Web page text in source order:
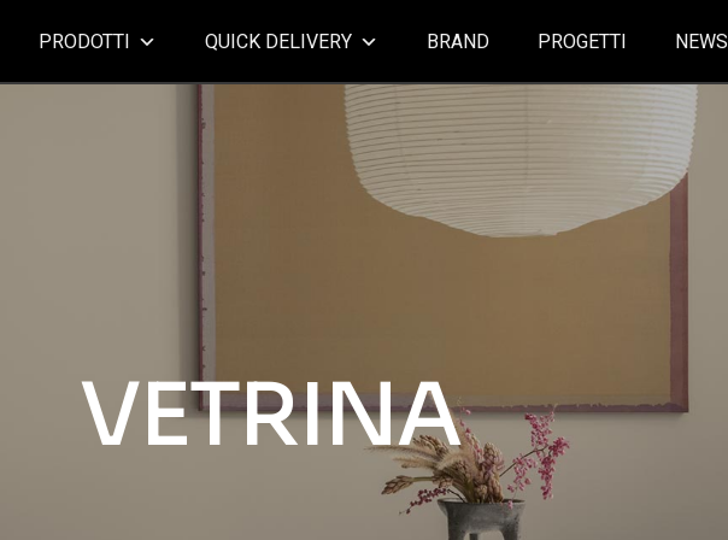
PRODOTTI QUICK DELIVERY BRAND PROGETTI NEWS
VETRINA